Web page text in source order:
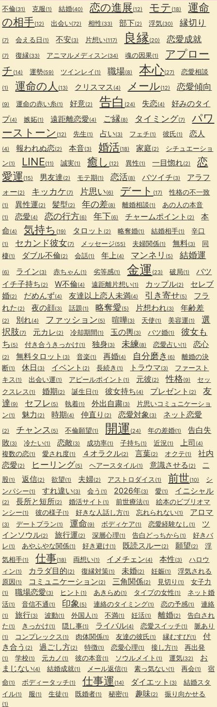
不倫(31) 克服(1) 結婚(40) 恋の進展(12) モテ (18)
運命
の相手(12) 出会い(72) 相性(33) 部下(2) 浮気(30) 縁切り
(7) 会える日 (1) 不安(3) 片想い(117) 良縁(20) 恋愛成就
(7) 復縁(33) アニマルメディスン(34) 魂の因果(1)
アプロー
チ (14) 運勢(59) ツインレイ (1) 職場(8) 本心(27) 恋愛相談
(1) 運命の人 (13) クリスマス (4) メール(12) 恋愛傾向
(9) 運命の赤い糸(1) 好意(2) 告白 (24) 失恋(4)
好みのタイ
プ(4) 嫉妬(1) 遠距離恋愛(4) ご縁(8) タイミング(7)
パワ
ーストーン (12) 先生(1) 占い(3) フェチ(1) 彼氏(1) 恋人
(4) 報われぬ恋(2) 本音(3) 婚活(18) 家庭(2)
シチュエーショ
ン(1) LINE(11) 誠実(1) 癒し (12) 異性(1) 一目惚れ(2)
恋
愛運 (15) 男友達(2) モテ期(1) 恋活(8) バツイチ(3)
アラフ
ォー(2) キッカケ(7) 片思い(6) デート (17) 性格の不一致
(1) 異性運(2) 髪型(2) 年の差(8) 離婚相談(1) あの人の本音
(1) 恋愛(4) 恋の行方(6) 年下(6) チャームポイント (2)
本
命(4) 気持ち (19) タロット (2) 略奪婚(1) 結婚相手(1) 辛口
(1) セカンド彼女(7) メッセージ(55) 夫婦関係(1) 無料(3)
同
棲(1) ダブル不倫(2) 会話(1) 年上 (4) マンネリ (5) 結婚運
(6) ライン(3) 赤ちゃん(1) 劣等感(1) 金運 (23) 破局(1)
バツ
イチ子持ち (2) W不倫(4) 遠距離片想い(1) カップル(2)
セレブ
婚(2) だめんず(4) 友達以上恋人未満(4) 引き寄せ(5)
フラ
れた (2) 夜の顔(3) 話題(1) 略奪愛(5) 片想われ(3) 年齢差
(2) 別れ(4) ファッション(5) 喧嘩(3) 天使(1) 美容運(1)
選
択肢(7) 元カレ (2) 冷却期間(1) 玉の輿(3) バツ婚(1)
彼女も
ち (5) 付き合うきっかけ(1) 独身(3) 未練(8) 恋愛占い(1) 恋心
(2) 無料タロット (3) 音楽(1) 再婚(4) 自分磨き (6)
離婚の決
断(1) 休日 (3) イベント (2) 長続き (1) トラウマ(3)
ファースト
キス (1) 出会い運(1) アピールポイント (1) 元彼(2) 性格(9)
セッ
クスレス (1) 婚期(2) 誕生日 (1) 彼女持ち (4) プレゼント (2)
友
達 (9) セフレ (5) 執着(1) 外出自粛(3)
片思いコミュニケーショ
ン(1) 魅力 (2) 時期(4) 仲直り (2) 恋愛対象 (3) ネット恋愛
(2) チャンス (5) 不倫願望(1) 開運 (24) 年の差婚(1)
告白失
敗(3) 冷たい(1) 恋敵(3) 成功率(1) 子持ち(1) 近況 (1) 上司 (4)
複数の恋(1) 愛され度(1) ４オラクル(2) 言葉(2) オクテ(1)
社内
恋愛(2) ヒーリング(5) ヘアースタイル(1) 意識させる (2)
二
股(1) 返信(2) 欲望(1) 夫婦(2) アストロダイス (1) 前世(10)
シ
ンパシー(1) すれ違い(3) 会う (1) 2026年(3) 愛(1) イニシャル
(2) 長所と短所(2) 婚活サイト (1) 前世療法(1)
絵本のビブリオマ
ンシー(1) 彼の様子(1) 好きな人話し方(1) 忘れられない(1) アロマ
(3) デートプラン(1) 運命(9) ボディケア(1) 恋愛経験なし (1)
ツ
インソウル(2) 旅行運(2) 深層心理(1) 告白どっちから (1)
好きバ
レ(1) あやふやな関係(1) 好き避け(1) 既読スルー(2) 願望(2)
浮
気相手(1) 仕事(18) 両想い(1) イメチェン(4) 本性(3)
ハロウ
ィン(1) カラダ目的(2) 復縁対策(1) 未婚(2) 妊娠(1)
浮気される
原因(1) コミュニケーション(2) 三角関係(2) 見切り (1) 女子力
(1) 職場恋愛(3) ヒント (1) あきらめ(1) タイプの女性(1)
ネット婚
活(1) 音信不通 (1) 印象 (5) 連絡のタイミング(1) 恋の予感(1) 連絡
(1) 旅行(3) 波動(1) 外国人 (1) 不満(1) 妊活(1) 離婚(2)
告白され
た (1) きっかけ(1) 隠し事(1) ライバル(4) 恋愛スイッチ(1) 脈あり
(1) コンプレックス (1) 肉体関係(1) 友達の彼氏(1) 縁むすび(1)
付
き合う (2) 過ごし方(2) 特徴(1) 恋愛心理(1) 接し方(1) 再出発
(1) 学校(1) 元カノ (1) 彼の本音(1) ソウルメイト (1) 運気(32)
お
まじない(4) 結婚成就(1) メール返信(1) 素っ気ない(1) 再会(1)
宿
命(1) ボディータッチ(1) 仕事運 (14) ダイエット (3)
結婚スタ
イル(1) 服(1) 生徒(1) 既婚者(1) 秘密(1) 趣味(2) 振り向かせる
(1)